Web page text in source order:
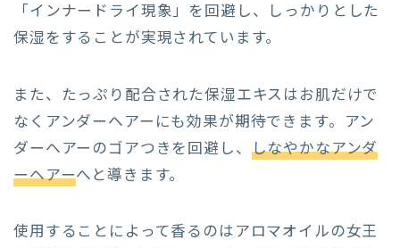
「インナードライ現象」を回避し、しっかりとした
保湿をすることが実現されています。
また、たっぷり配合された保湿エキスはお肌だけで
なくアンダーヘアーにも効果が期待できます。アン
ダーヘアーのゴアつきを回避し、 しなやかなアンダ
ーヘアーへと導きます。
使用することによって香るのはアロマオイルの女王